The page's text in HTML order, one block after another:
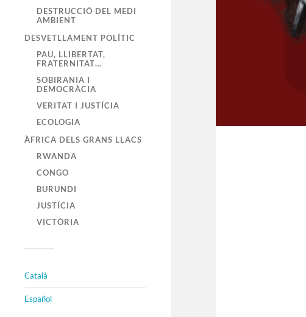
DESTRUCCIÓ DEL MEDI
AMBIENT
DESVETLLAMENT POLÍTIC
PAU, LLIBERTAT,
FRATERNITAT…
SOBIRANIA I
DEMOCRÀCIA
VERITAT I JUSTÍCIA
ECOLOGIA
ÀFRICA DELS GRANS LLACS
RWANDA
CONGO
BURUNDI
JUSTÍCIA
VICTÒRIA
Català
Español